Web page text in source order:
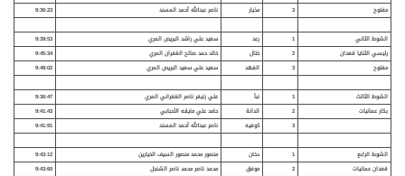
مفتوح
3 مذيار ناصر عبدالله أحمد المسند 9:36:23
الشوط الثاني 1 رعد سعيد علي راشد البريص المري
9:39:53
رئيسي الثنايا قعدان
2 ختال خالد حمد صالح الغفران المري
9:45:34
مفتوح
3 الفهد سعيد علي سعيد البريص المري 9:48:02
الشوط الثالث 1 نبأ علي زنيفر ناصر الغفراني المري
9:36:47
بكار عمانيات
2 الدانة حامد علي مايقه الأحبابي
9:41:43
3
كوفيه ناصر عبدالله أحمد المسند 9:41:91
الشوط الرابع 1 دخان منصور محمد منصور السيف الخيارين
9:43:12
قعدان عمانيات
2 موفق محمد ناصر محمد ناصر الشنجل
9:43:60